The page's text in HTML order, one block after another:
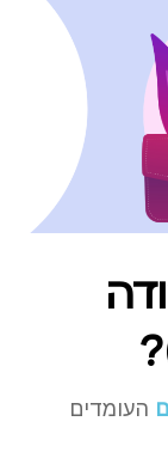
העומדים